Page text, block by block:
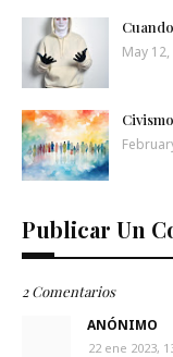
May
Publicar Un
2 Comentarios
ANÓNIMO
22 ene 2023,